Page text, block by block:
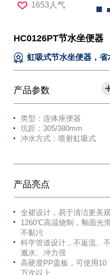
1653人气
HC0126PT节水坐便器
虹吸式节水坐便器，省
产品参数
类型：连体座便器
坑距：305/380mm
冲水方式：喷射虹吸式
产品亮点
全裙设计，易于清洁更美观
1260℃高温烧制，釉面光
不黏污
科学管道设计，不返流、不
溅水、冲力强
高硬度PP盖板，可使用10
万次以上